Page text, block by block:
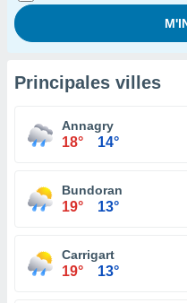
Principales villes
Annagry
18° 14°
Bundoran
19° 13°
Carrigart
19° 13°